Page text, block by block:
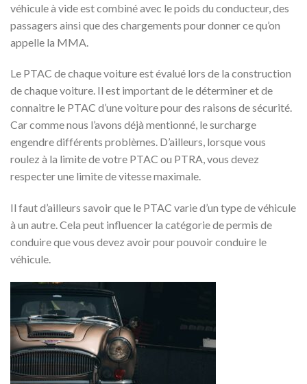
véhicule à vide est combiné avec le poids du conducteur, des
passagers ainsi que des chargements pour donner ce qu’on
appelle la MMA.
Le PTAC de chaque voiture est évalué lors de la construction
de chaque voiture. Il est important de le déterminer et de
connaitre le PTAC d’une voiture pour des raisons de sécurité.
Car comme nous l’avons déjà mentionné, le surcharge
engendre différents problèmes. D’ailleurs, lorsque vous
roulez à la limite de votre PTAC ou PTRA, vous devez
respecter une limite de vitesse maximale.
Il faut d’ailleurs savoir que le PTAC varie d’un type de véhicule
à un autre. Cela peut influencer la catégorie de permis de
conduire que vous devez avoir pour pouvoir conduire le
véhicule.